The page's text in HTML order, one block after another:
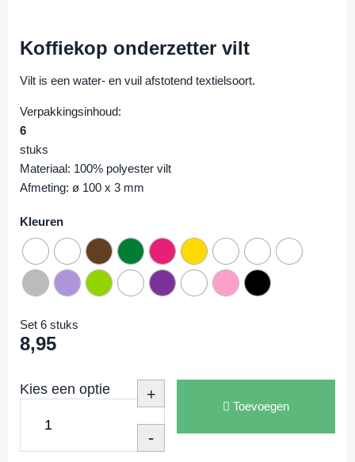
Koffiekop onderzetter vilt
Vilt is een water- en vuil afstotend textielsoort.
Verpakkingsinhoud:
6
stuks
Materiaal: 100% polyester vilt
Afmeting: ø 100 x 3 mm
Kleuren
Set 6 stuks
8,95
Kies een optie +
-
Toevoegen